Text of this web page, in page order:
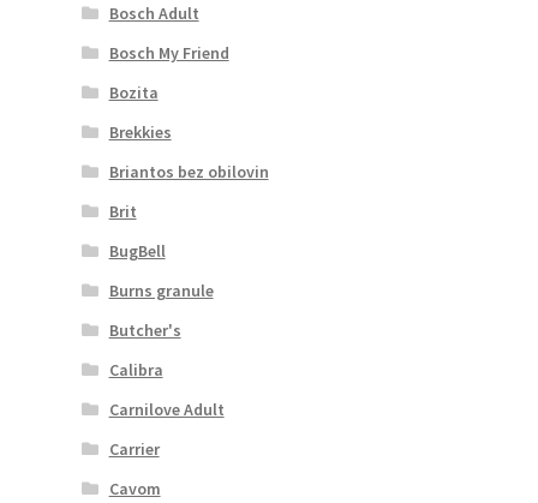
Bosch Adult
Bosch My Friend
Bozita
Brekkies
Briantos bez obilovin
Brit
BugBell
Burns granule
Butcher's
Calibra
Carnilove Adult
Carrier
Cavom